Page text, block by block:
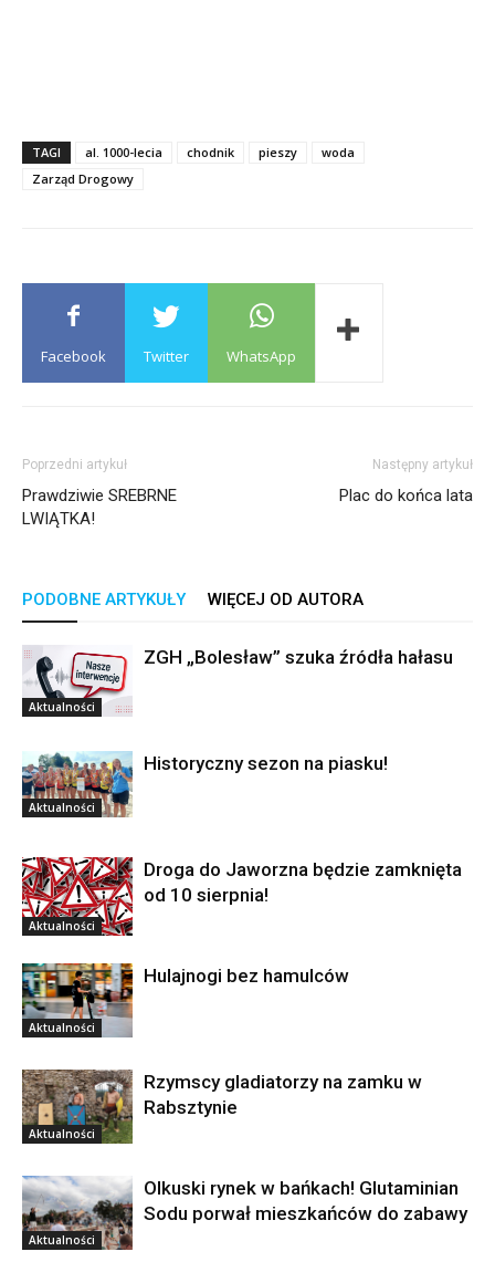
TAGI al. 1000-lecia chodnik pieszy
woda
Zarząd Drogowy
Facebook Twitter WhatsApp
Poprzedni artykuł
Prawdziwie SREBRNE
LWIĄTKA!
Następny artykuł
Plac do końca lata
PODOBNE ARTYKUŁY WIĘCEJ OD AUTORA
Aktualności
ZGH „Bolesław” szuka źródła hałasu
Aktualności
Historyczny sezon na piasku!
Aktualności
Droga do Jaworzna będzie zamknięta
od 10 sierpnia!
Aktualności
Hulajnogi bez hamulców
Aktualności
Rzymscy gladiatorzy na zamku w
Rabsztynie
Aktualności
Olkuski rynek w bańkach! Glutaminian
Sodu porwał mieszkańców do zabawy